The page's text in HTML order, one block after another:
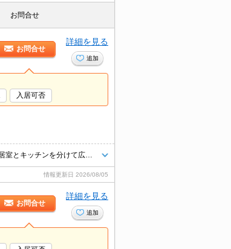
お問合せ
お問合せ
詳細を見る
追加
入居可否
情報更新日 2026/08/05
お問合せ
詳細を見る
追加